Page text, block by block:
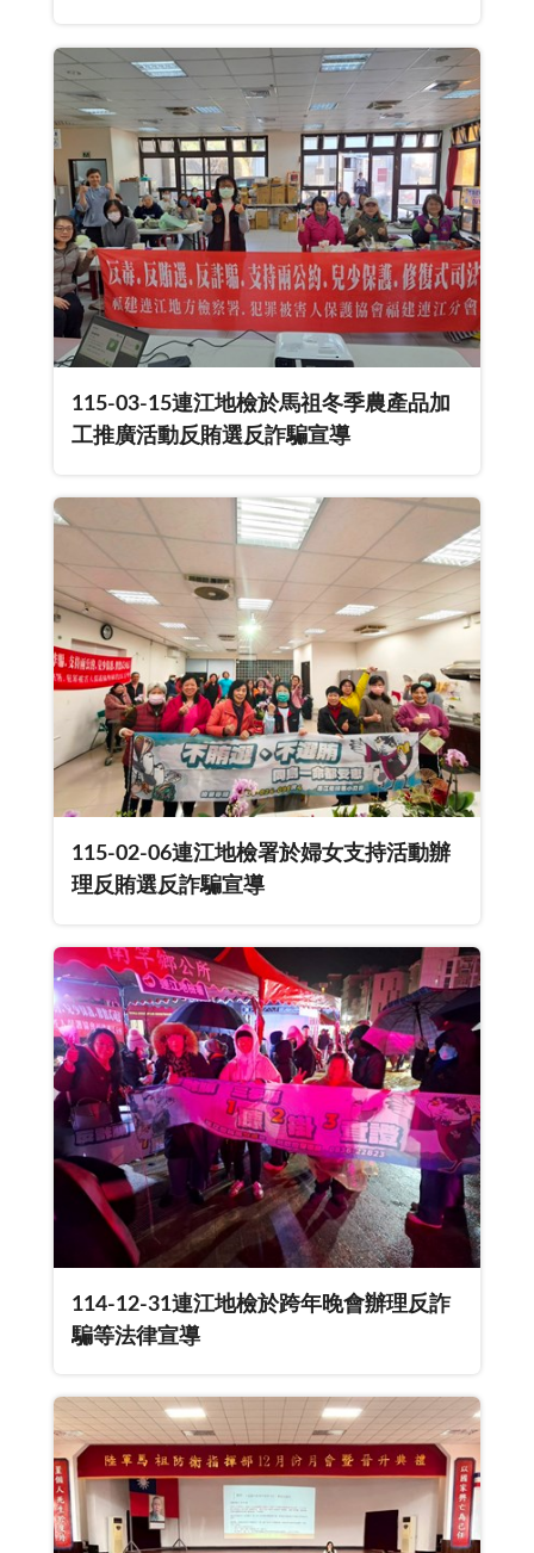
115-03-15連江地檢於馬祖冬季農產品加
工推廣活動反賄選反詐騙宣導
115-02-06連江地檢署於婦女支持活動辦
理反賄選反詐騙宣導
114-12-31連江地檢於跨年晚會辦理反詐
騙等法律宣導